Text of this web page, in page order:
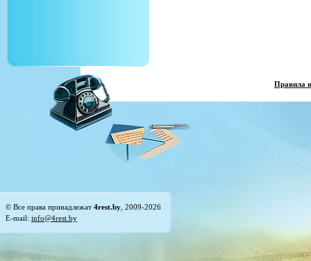
Правила
© Все права принадлежат 4rest.by , 2009-2026
E-mail: info@4rest.by